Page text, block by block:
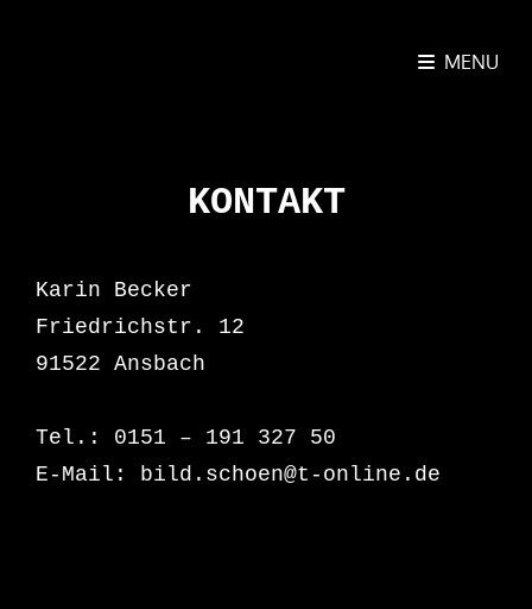
BILD.SCHÖN FOTOGRAFIE
MENU
KONTAKT
Karin Becker
Friedrichstr. 12
91522 Ansbach
Tel.: 0151 – 191 327 50
E-Mail: bild.schoen@t-online.de